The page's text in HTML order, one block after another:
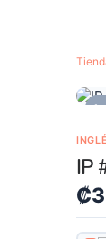
IP
₡